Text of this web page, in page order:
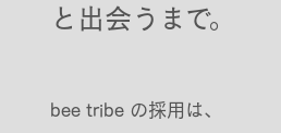
と出会うまで。
bee tribe の採用は、